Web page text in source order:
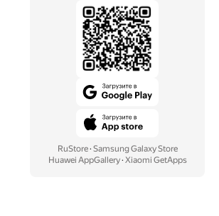
RuStore· Samsung Galaxy Store
Huawei AppGallery· Xiaomi GetApps